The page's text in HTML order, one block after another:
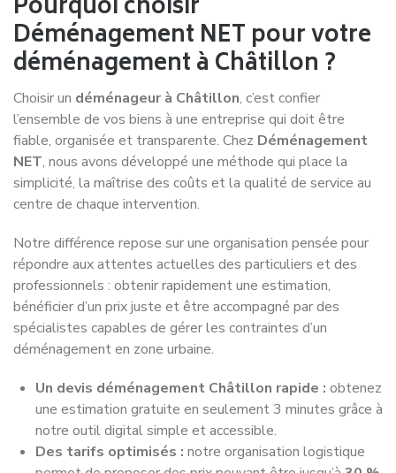
Pourquoi choisir
Déménagement NET pour votre
déménagement à Châtillon ?
Choisir un déménageur à Châtillon, c’est confier
l’ensemble de vos biens à une entreprise qui doit être
fiable, organisée et transparente. Chez Déménagement
NET, nous avons développé une méthode qui place la
simplicité, la maîtrise des coûts et la qualité de service au
centre de chaque intervention.
Notre différence repose sur une organisation pensée pour
répondre aux attentes actuelles des particuliers et des
professionnels : obtenir rapidement une estimation,
bénéficier d’un prix juste et être accompagné par des
spécialistes capables de gérer les contraintes d’un
déménagement en zone urbaine.
Un devis déménagement Châtillon rapide : obtenez
une estimation gratuite en seulement 3 minutes grâce à
notre outil digital simple et accessible.
Des tarifs optimisés : notre organisation logistique